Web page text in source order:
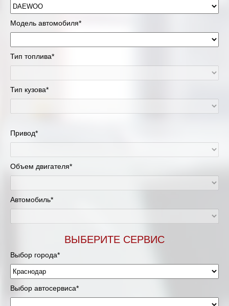
Модель автомобиля*
Тип топлива*
Тип кузова*
Привод*
Объем двигателя*
Автомобиль*
ВЫБЕРИТЕ СЕРВИС
Выбор города*
Выбор автосервиса*